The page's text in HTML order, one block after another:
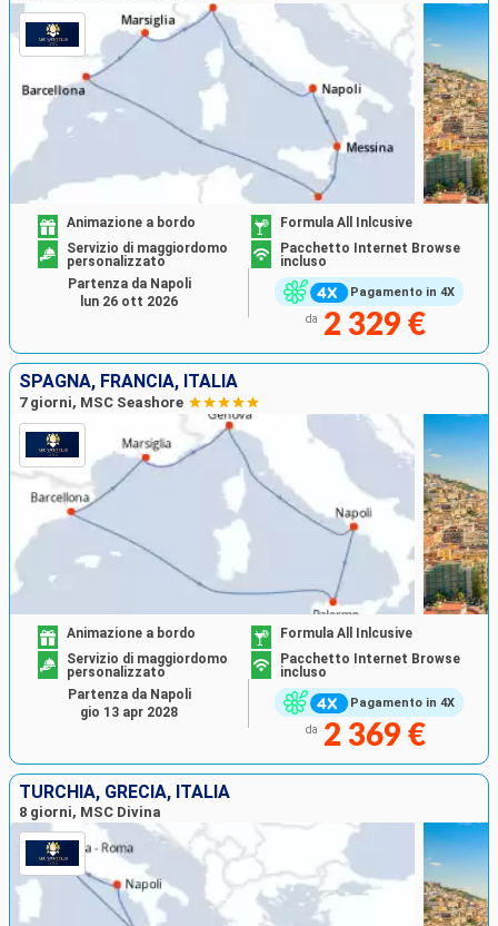
Pagamento in 4X
Animazione a bordo
Formula All Inlcusive
Servizio di maggiordomo
personalizzato
Pacchetto Internet Browse
incluso
da 2 329 €
Partenza da Napoli
lun 26 ott 2026
SPAGNA, FRANCIA, ITALIA
7 giorni, MSC Seashore
Pagamento in 4X
Animazione a bordo
Formula All Inlcusive
Servizio di maggiordomo
personalizzato
Pacchetto Internet Browse
incluso
da 2 369 €
Partenza da Napoli
gio 13 apr 2028
TURCHIA, GRECIA, ITALIA
8 giorni, MSC Divina